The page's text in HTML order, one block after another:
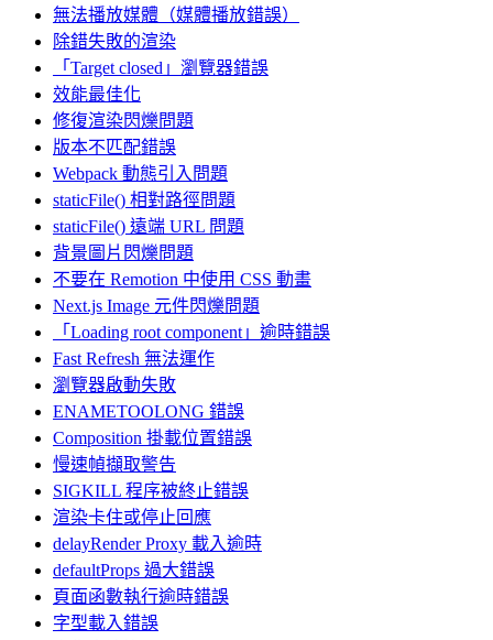
無法播放媒體（媒體播放錯誤）
除錯失敗的渲染
「Target closed」瀏覽器錯誤
效能最佳化
修復渲染閃爍問題
版本不匹配錯誤
Webpack 動態引入問題
staticFile() 相對路徑問題
staticFile() 遠端 URL 問題
背景圖片閃爍問題
不要在 Remotion 中使用 CSS 動畫
Next.js Image 元件閃爍問題
「Loading root component」逾時錯誤
Fast Refresh 無法運作
瀏覽器啟動失敗
ENAMETOOLONG 錯誤
Composition 掛載位置錯誤
慢速幀擷取警告
SIGKILL 程序被終止錯誤
渲染卡住或停止回應
delayRender Proxy 載入逾時
defaultProps 過大錯誤
頁面函數執行逾時錯誤
字型載入錯誤